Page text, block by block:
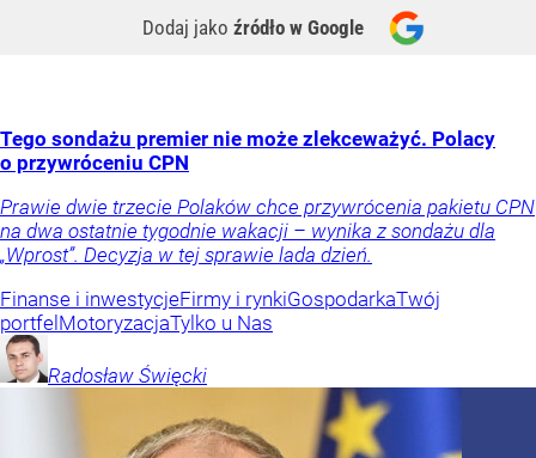
Dodaj jako źródło w Google
Tego sondażu premier nie może zlekceważyć. Polacy
o przywróceniu CPN
Prawie dwie trzecie Polaków chce przywrócenia pakietu CPN
na dwa ostatnie tygodnie wakacji – wynika z sondażu dla
„Wprost”. Decyzja w tej sprawie lada dzień.
Finanse i inwestycjeFirmy i rynkiGospodarkaTwój
portfelMotoryzacjaTylko u Nas
Radosław Święcki